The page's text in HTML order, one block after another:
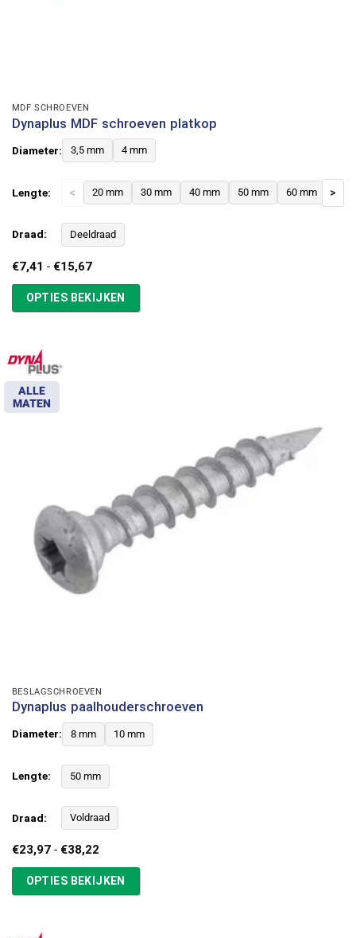
MDF SCHROEVEN
Dynaplus MDF schroeven platkop
Diameter: 3,5 mm 4 mm
Lengte: < 20 mm 30 mm 40 mm 50 mm 60 mm >
Draad: Deeldraad
€7,41 - €15,67Prijsklasse:
tot
€15,67
OPTIES BEKIJKEN
ALLE
MATEN
BESLAGSCHROEVEN
Dynaplus paalhouderschroeven
Diameter: 8 mm 10 mm
Lengte: 50 mm
Draad: Voldraad
€23,97 - €38,22Prijsklasse:
tot
€38,22
OPTIES BEKIJKEN